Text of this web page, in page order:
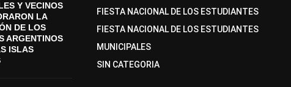
Y VECINOS
LA
DE LOS
ARGENTINOS
ISLAS
FIESTA NACIONAL DE LOS ESTUDIANTES
FIESTA NACIONAL DE LOS ESTUDIANTES
MUNICIPALES
SIN CATEGORIA